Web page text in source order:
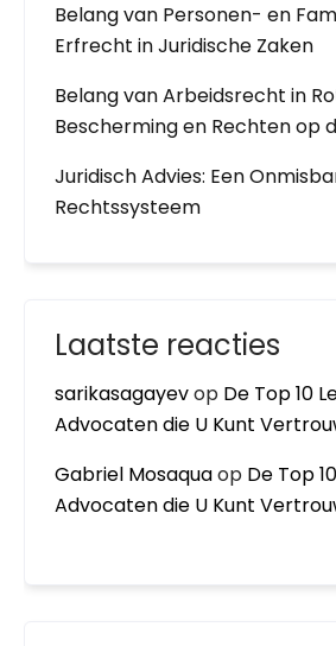
Belang van Personen- en
Erfrecht in Juridische Zaken
Belang van Arbeidsrecht in
Bescherming en Rechten op
Juridisch Advies: Een
Rechtssysteem
Laatste reacties
sarikasagayevop De Top 10
Advocaten die U Kunt
Gabriel Mosaquaop De Top
Advocaten die U Kunt